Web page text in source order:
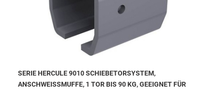
SERIE HERCULE 9010 SCHIEBETORSYSTEM,
ANSCHWEISSMUFFE, 1 TOR BIS 90 KG, GEEIGNET FÜR S